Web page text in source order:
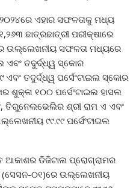
ଏହାର ସଫଳତାକୁ ମଧ୍ୟ
ଛାତ୍ରଛାତ୍ରୀ ପରୀକ୍ଷାରେ
ଉଲ୍ଲେଖନୀୟ ସଫଳତା ମଧ୍ୟରେ
ଏବଂ ତଦୁର୍ଦ୍ଧ୍ୱ ସ୍କୋର
ଏବଂ ତଦୁର୍ଦ୍ଧ୍ୱ ପର୍ସେଂଟାଇଲ ସ୍କୋର
ଶୁକ୍ଳା ୧୦୦ ପର୍ସେଂଟାଇଲ ହାସଲ
ତିରୁନେଲଭେଲିର ଶ୍ରୀ ରାମ ଏ ଏବଂ
୯୯.୯୯ ପର୍ସେଂଟାଇଲ
ଆକାଶର ଡିଜିଟାଲ ପ୍ରୋଗ୍ରାମର
(ସେସନ-୦୧)ରେ ଉଲ୍ଲେଖନୀୟ